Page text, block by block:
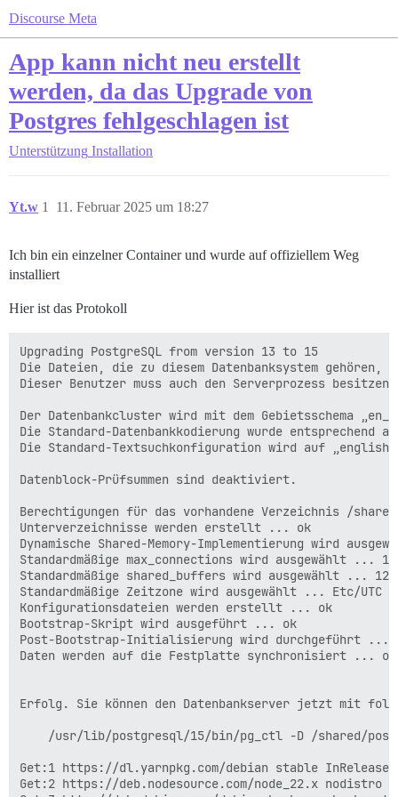
Discourse Meta
App kann nicht neu erstellt
werden, da das Upgrade von
Postgres fehlgeschlagen ist
Unterstützung Installation
Yt.w 11. Februar 2025 um 18:27
1
Ich bin ein einzelner Container und wurde auf offiziellem Weg
installiert
Hier ist das Protokoll
Upgrading PostgreSQL from version 13 to 15
Die Dateien, die zu diesem Datenbanksystem gehören,
Dieser Benutzer muss auch den Serverprozess besitzen.
Der Datenbankcluster wird mit dem Gebietsschema
Die Standard-Datenbankkodierung wurde entsprechend
Die Standard-Textsuchkonfiguration wird auf
Datenblock-Prüfsummen sind deaktiviert.
Berechtigungen für das vorhandene Verzeichnis /
Unterverzeichnisse werden erstellt ... ok
Dynamische Shared-Memory-Implementierung wird
Standardmäßige max_connections wird ausgewählt ...
Standardmäßige shared_buffers wird ausgewählt ...
Standardmäßige Zeitzone wird ausgewählt ... Etc/UTC
Konfigurationsdateien werden erstellt ... ok
Bootstrap-Skript wird ausgeführt ... ok
Post-Bootstrap-Initialisierung wird durchgeführt ...
Daten werden auf die Festplatte synchronisiert ... ok
Erfolg. Sie können den Datenbankserver jetzt mit
/usr/lib/postgresql/15/bin/pg_ctl -D /shared/
Get:1 https://dl.yarnpkg.com/debian stable InRelease
Get:2 https://deb.nodesource.com/node_22.x nodistro